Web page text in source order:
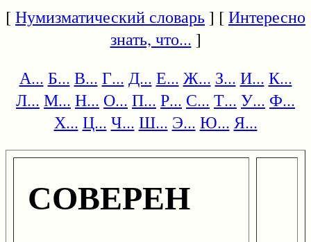
[Нумизматический словарь] [Интересно
знать, что... ]
А... Б... В... Г... Д... Е... Ж... З... И... К...
Л... М... Н... О... П... Р... С... Т... У... Ф...
Х... Ц... Ч... Ш... Э... Ю... Я...
СОВЕРЕН